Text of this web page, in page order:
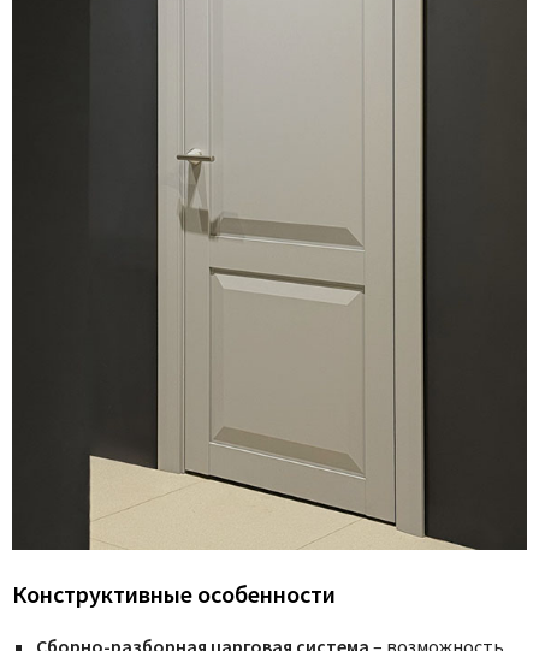
Конструктивные особенности